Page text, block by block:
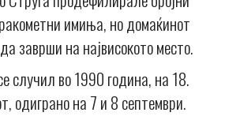
имиња, но домаќинот
заврши на највисокото место.
случил во 1990 година, на 18.
одиграно на 7 и 8 септември.